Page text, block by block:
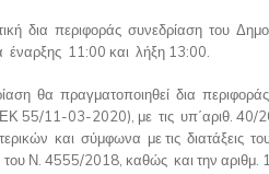
δια περιφοράς συνεδρίαση του
11:00 και λήξη 13:00.
θα πραγματοποιηθεί δια
55/11-03-2020), με τις υπ΄αριθ.
και σύμφωνα με τις διατάξεις
Ν. 4555/2018, καθώς και την αριθμ.